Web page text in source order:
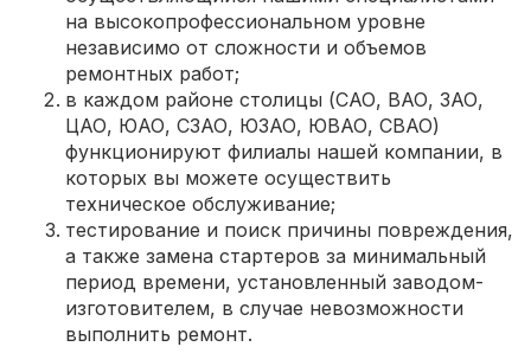
на высокопрофессиональном уровне
независимо от сложности и объемов
ремонтных работ;
в каждом районе столицы (САО, ВАО, ЗАО,
ЦАО, ЮАО, СЗАО, ЮЗАО, ЮВАО, СВАО)
функционируют филиалы нашей компании, в
которых вы можете осуществить
техническое обслуживание;
тестирование и поиск причины повреждения,
а также замена стартеров за минимальный
период времени, установленный заводом-
изготовителем, в случае невозможности
выполнить ремонт.